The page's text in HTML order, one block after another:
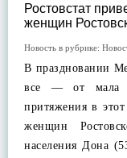
Ростовстат
женщин
Новость в рубрике:
В праздновании
все — от мала
притяжения в
женщин
населения Дона